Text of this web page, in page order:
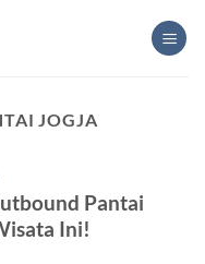
JOGJA
Pantai
Ini!